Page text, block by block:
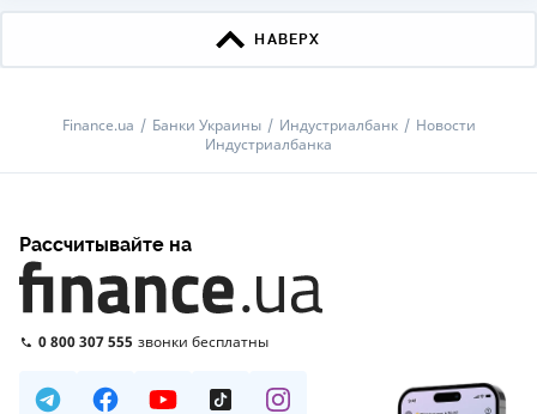
НАВЕРХ
Finance.ua Банки Украины Индустриалбанк
Новости
Индустриалбанка
Рассчитывайте на
0 800 307 555 звонки бесплатны